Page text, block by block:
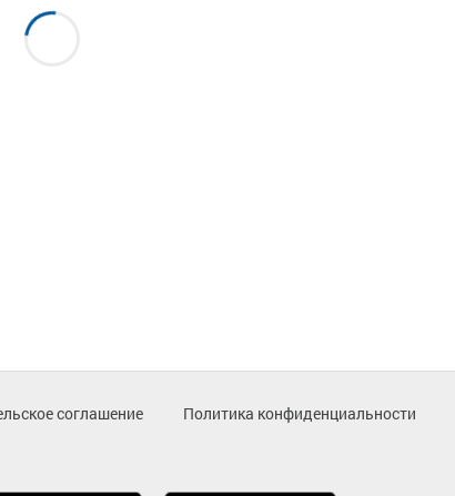
соглашение
Политика конфиденциальности